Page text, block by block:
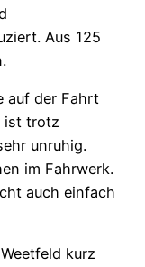
Aus 125
auf der Fahrt
ist trotz
unruhig.
im Fahrwerk.
auch einfach
kurz